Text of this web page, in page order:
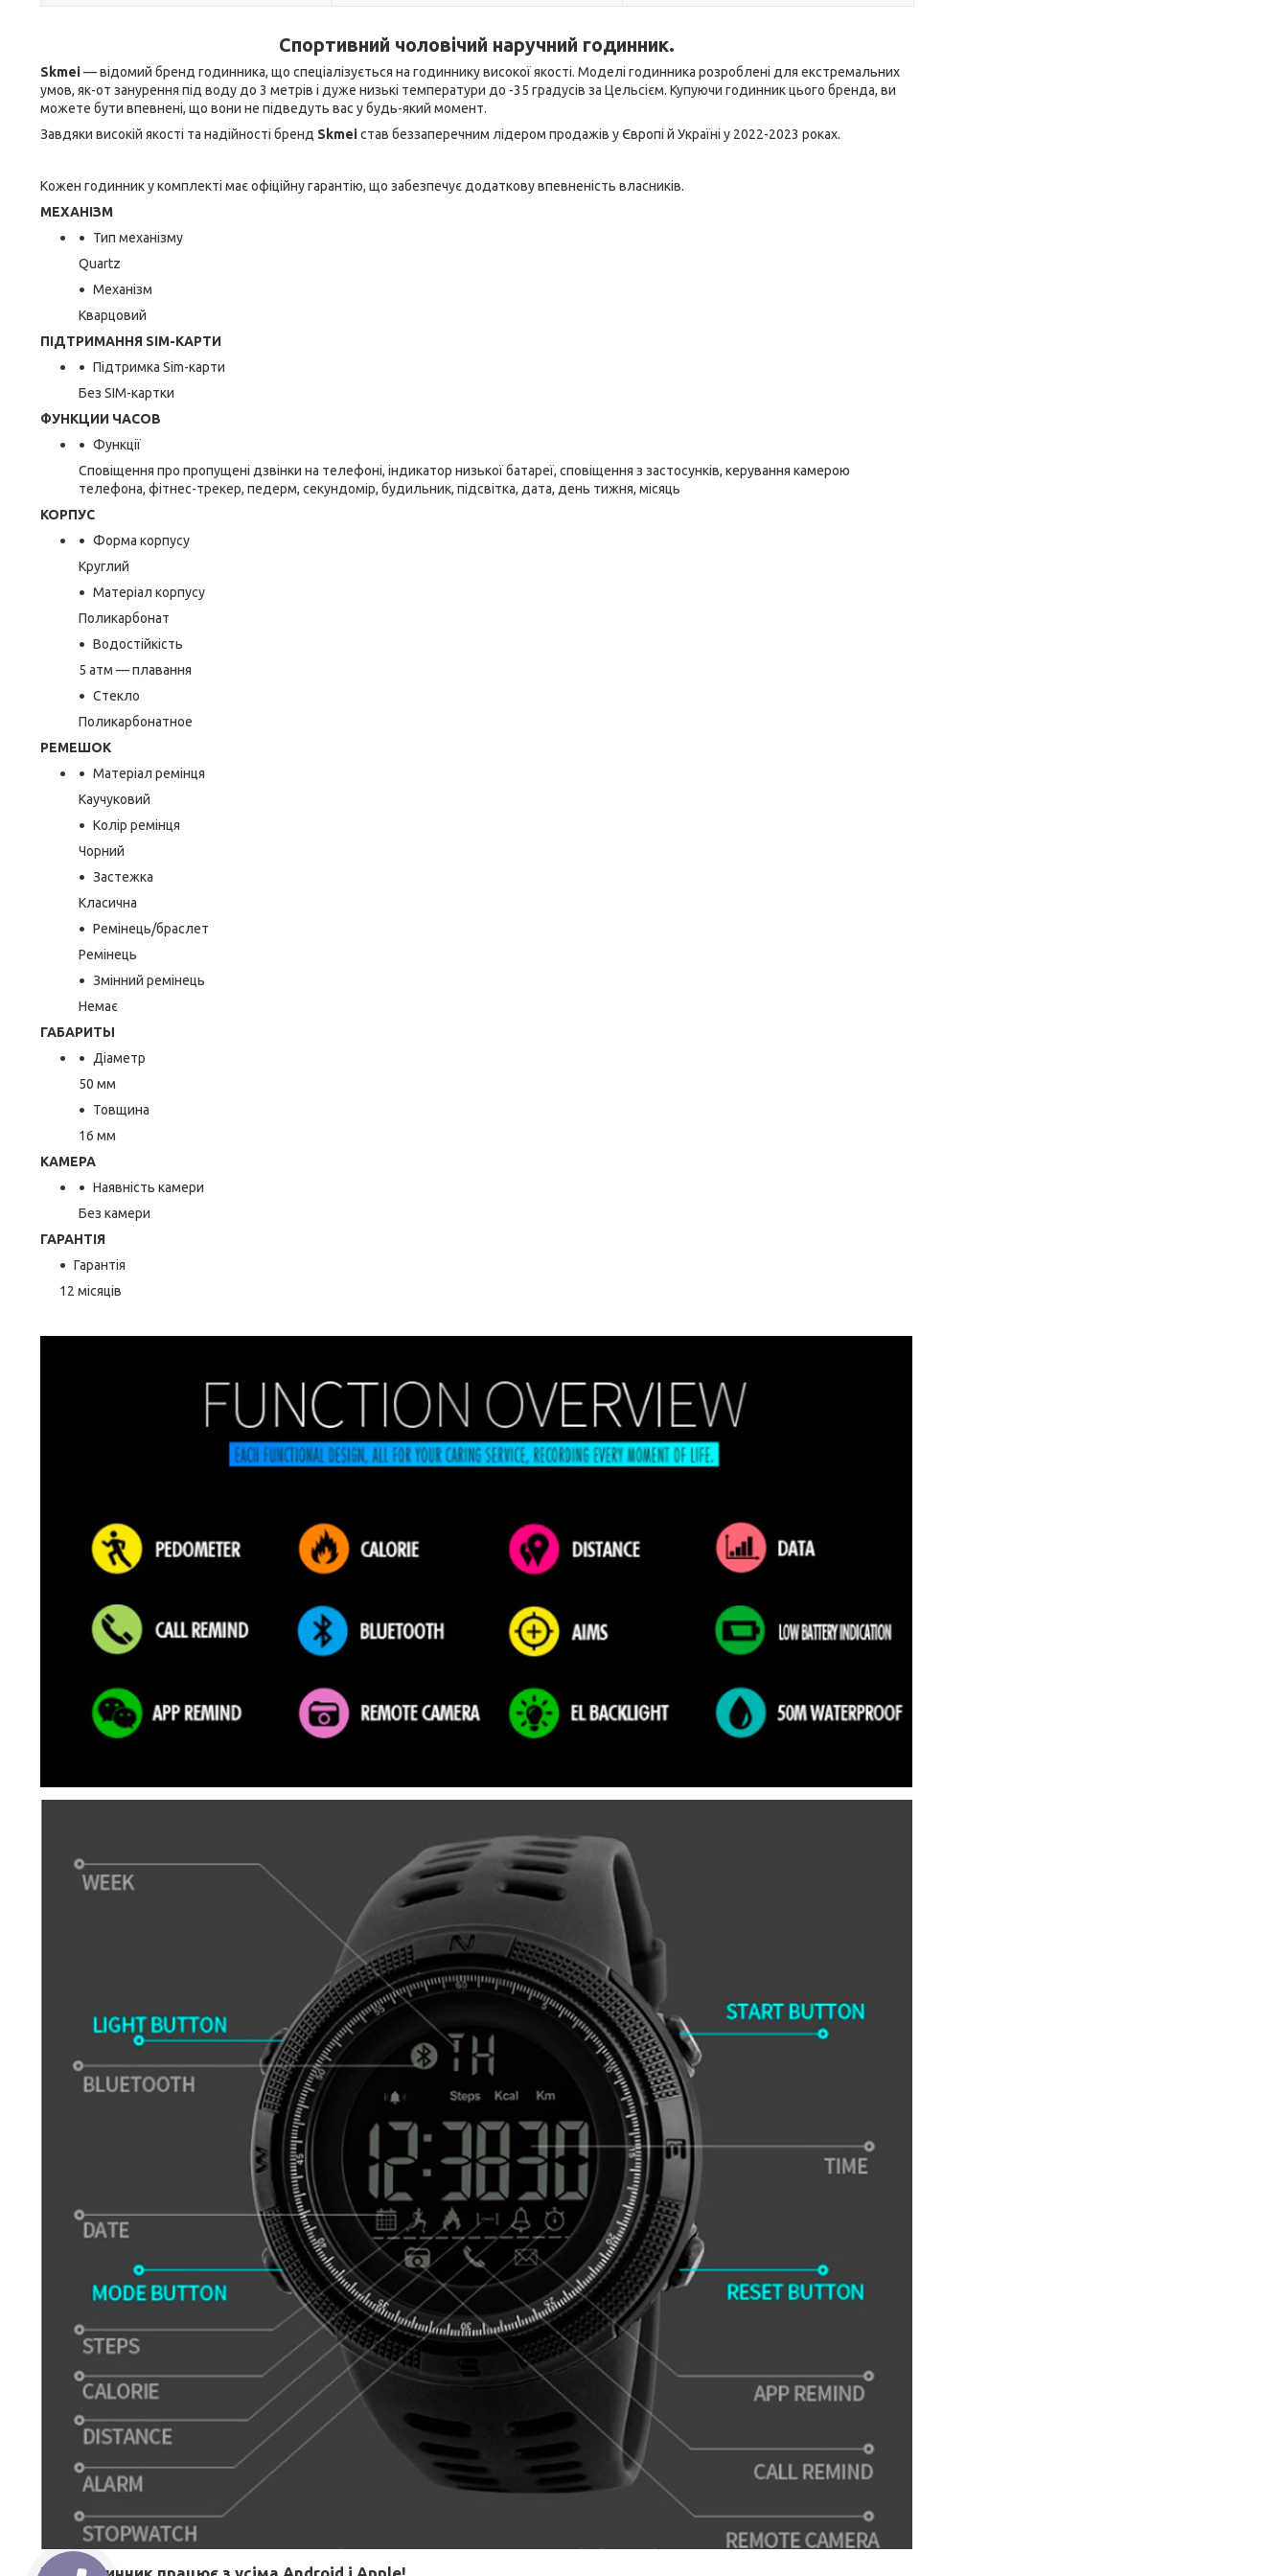
Спортивний чоловічий наручний годинник.
Skmei— відомий бренд годинника, що спеціалізується на годиннику високої якості. Моделі годинника розроблені для екстремальних
умов, як-от занурення під воду до 3 метрів і дуже низькі температури до -35 градусів за Цельсієм. Купуючи годинник цього бренда, ви
можете бути впевнені, що вони не підведуть вас у будь-який момент.
Завдяки високій якості та надійності бренд Skmeiстав беззаперечним лідером продажів у Європі й Україні у 2022-2023 роках.
Кожен годинник у комплекті має офіційну гарантію, що забезпечує додаткову впевненість власників.
МЕХАНІЗМ
Тип механізму
Quartz
Механізм
Кварцовий
ПІДТРИМАННЯ SIM-КАРТИ
Підтримка Sim-карти
Без SIM-картки
ФУНКЦИИ ЧАСОВ
Функції
Сповіщення про пропущені дзвінки на телефоні, індикатор низької батареї, сповіщення з застосунків, керування камерою
телефона, фітнес-трекер, педерм, секундомір, будильник, підсвітка, дата, день тижня, місяць
КОРПУС
Форма корпусу
Круглий
Матеріал корпусу
Поликарбонат
Водостійкість
5 атм — плавання
Стекло
Поликарбонатное
РЕМЕШОК
Матеріал ремінця
Каучуковий
Колір ремінця
Чорний
Застежка
Класична
Ремінець/браслет
Ремінець
Змінний ремінець
Немає
ГАБАРИТЫ
Діаметр
50 мм
Товщина
16 мм
КАМЕРА
Наявність камери
Без камери
ГАРАНТІЯ
Гарантія
12 місяців
Цей годинник працює з усіма Android і Apple!